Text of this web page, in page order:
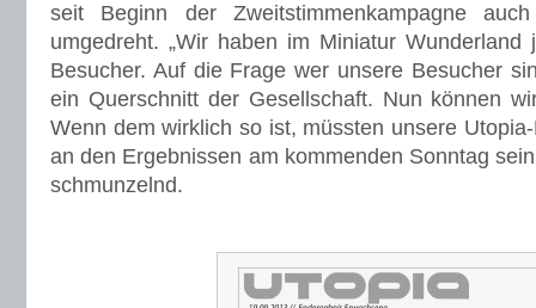
seit Beginn der Zweitstimmenkampagne
umgedreht. „Wir haben im Miniatur
Besucher. Auf die Frage wer unsere Besucher
ein Querschnitt der Gesellschaft. Nun können
Wenn dem wirklich so ist, müssten unsere
an den Ergebnissen am kommenden Sonntag
schmunzelnd.